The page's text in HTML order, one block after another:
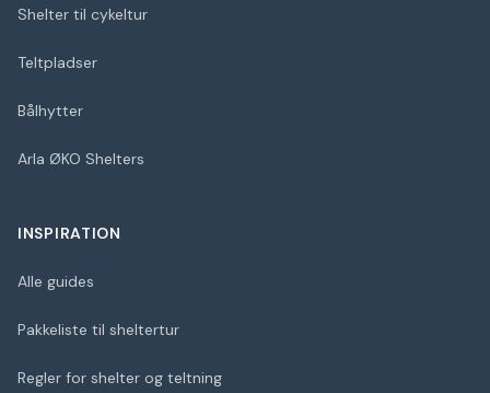
Shelter til cykeltur
Teltpladser
Bålhytter
Arla ØKO Shelters
INSPIRATION
Alle guides
Pakkeliste til sheltertur
Regler for shelter og teltning